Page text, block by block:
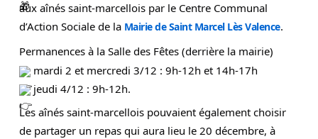
aux aînés saint-marcellois par le Centre Communal
d’Action Sociale de la Mairie de Saint Marcel Lès Valence.
Permanences à la Salle des Fêtes (derrière la mairie)
mardi 2 et mercredi 3/12 : 9h-12h et 14h-17h
jeudi 4/12 : 9h-12h.
Les aînés saint-marcellois pouvaient également choisir
de partager un repas qui aura lieu le 20 décembre, à